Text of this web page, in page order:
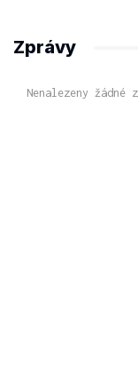
Zprávy
Nenalezeny žádné